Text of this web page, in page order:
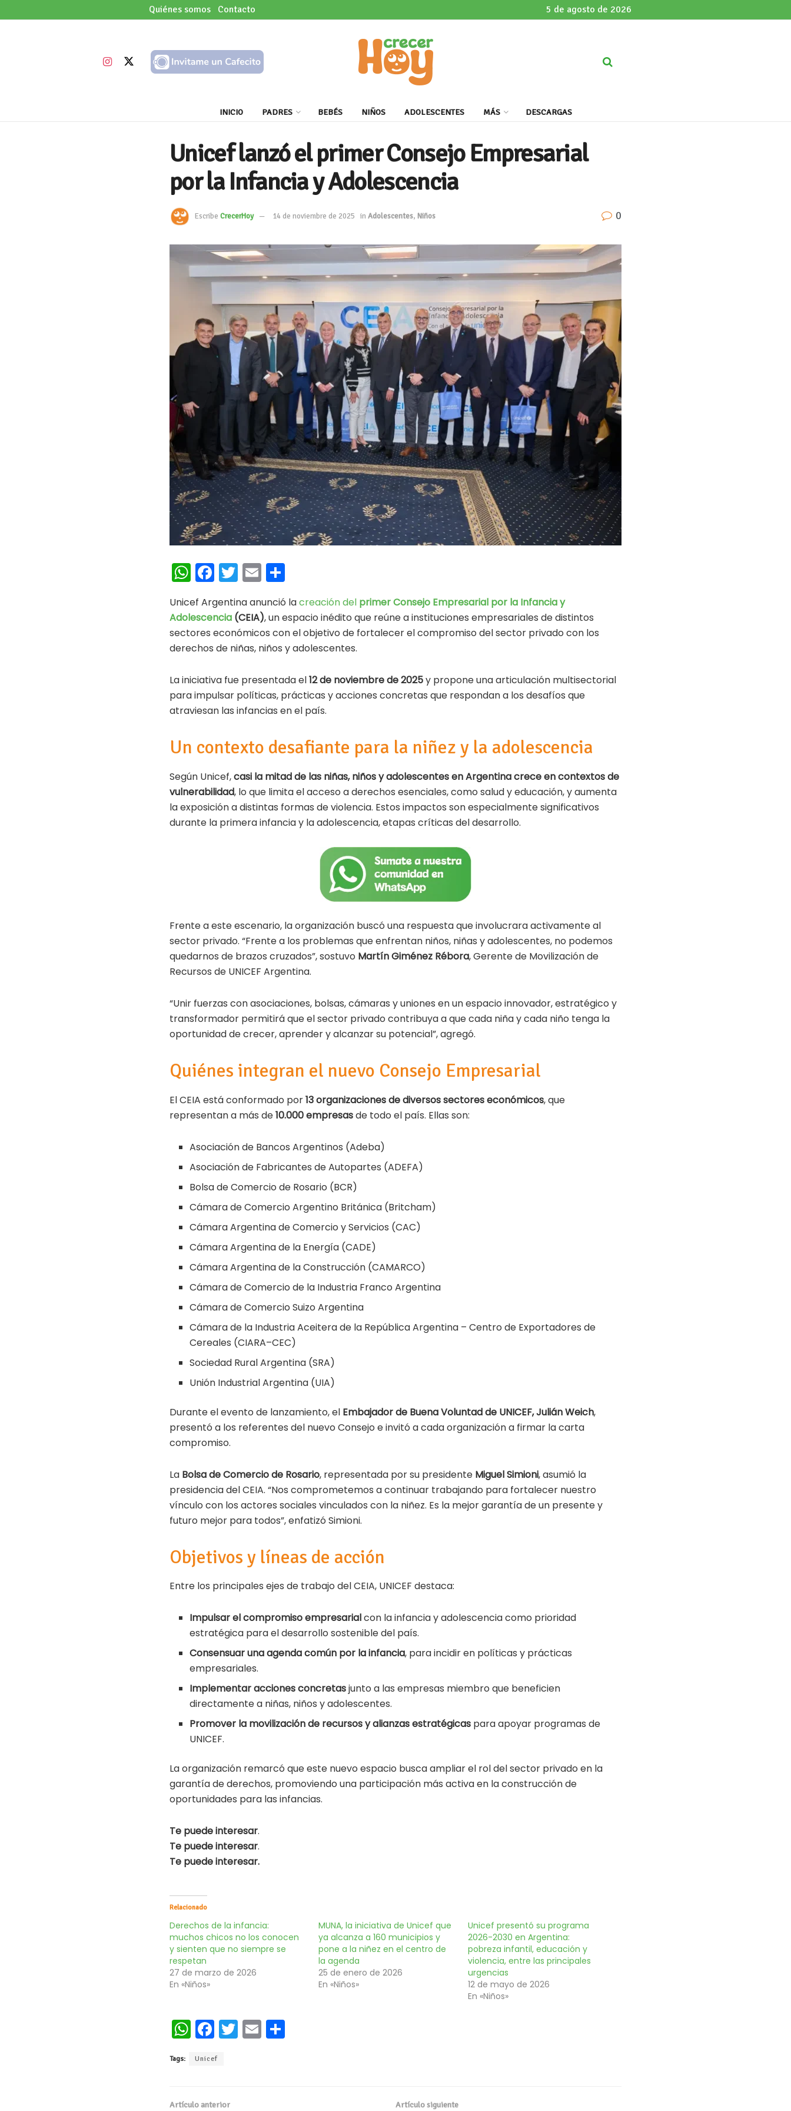
Quiénes somos Contacto 5 de agosto de 2026
INICIO PADRES BEBÉS NIÑOS ADOLESCENTES MÁS DESCARGAS
Unicef lanzó el primer Consejo Empresarial
por la Infancia y Adolescencia
Escribe CrecerHoy 14 de noviembre de 2025 in Adolescentes, Niños 0
W
at
s
A
p
Fa
b
oo
k
T
tt
er
E
ai
l
m
p
ar
r
Unicef Argentina anunció lacreación del primer Consejo Empresarial por la Infancia y
Adolescencia (CEIA), un espacio inédito que reúne a instituciones empresariales de distintos
sectores económicos con el objetivo de fortalecer el compromiso del sector privado con los
derechos de niñas, niños y adolescentes.
La iniciativa fue presentada el12 de noviembre de 2025y propone una articulación multisectorial
para impulsar políticas, prácticas y acciones concretas que respondan a los desafíos que
atraviesan las infancias en el país.
Un contexto desafiante para la niñez y la adolescencia
Según Unicef,casi la mitad de las niñas, niños y adolescentes en Argentina crece en contextos de
vulnerabilidad, lo que limita el acceso a derechos esenciales, como salud y educación, y aumenta
la exposición a distintas formas de violencia. Estos impactos son especialmente significativos
durante la primera infancia y la adolescencia, etapas críticas del desarrollo.
Frente a este escenario, la organización buscó una respuesta que involucrara activamente al
sector privado. “Frente a los problemas que enfrentan niños, niñas y adolescentes, no podemos
quedarnos de brazos cruzados”, sostuvo Martín Giménez Rébora, Gerente de Movilización de
Recursos de UNICEF Argentina.
“Unir fuerzas con asociaciones, bolsas, cámaras y uniones en un espacio innovador, estratégico y
transformador permitirá que el sector privado contribuya a que cada niña y cada niño tenga la
oportunidad de crecer, aprender y alcanzar su potencial”, agregó.
Quiénes integran el nuevo Consejo Empresarial
El CEIA está conformado por13 organizaciones de diversos sectores económicos, que
representan a más de10.000 empresasde todo el país. Ellas son:
Asociación de Bancos Argentinos (Adeba)
Asociación de Fabricantes de Autopartes (ADEFA)
Bolsa de Comercio de Rosario (BCR)
Cámara de Comercio Argentino Británica (Britcham)
Cámara Argentina de Comercio y Servicios (CAC)
Cámara Argentina de la Energía (CADE)
Cámara Argentina de la Construcción (CAMARCO)
Cámara de Comercio de la Industria Franco Argentina
Cámara de Comercio Suizo Argentina
Cámara de la Industria Aceitera de la República Argentina – Centro de Exportadores de
Cereales (CIARA–CEC)
Sociedad Rural Argentina (SRA)
Unión Industrial Argentina (UIA)
Durante el evento de lanzamiento, el Embajador de Buena Voluntad de UNICEF, Julián Weich,
presentó a los referentes del nuevo Consejo e invitó a cada organización a firmar la carta
compromiso.
La Bolsa de Comercio de Rosario, representada por su presidente Miguel Simioni, asumió la
presidencia del CEIA. “Nos comprometemos a continuar trabajando para fortalecer nuestro
vínculo con los actores sociales vinculados con la niñez. Es la mejor garantía de un presente y
futuro mejor para todos”, enfatizó Simioni.
Objetivos y líneas de acción
Entre los principales ejes de trabajo del CEIA, UNICEF destaca:
Impulsar el compromiso empresarialcon la infancia y adolescencia como prioridad
estratégica para el desarrollo sostenible del país.
Consensuar una agenda común por la infancia, para incidir en políticas y prácticas
empresariales.
Implementar acciones concretasjunto a las empresas miembro que beneficien
directamente a niñas, niños y adolescentes.
Promover la movilización de recursos y alianzas estratégicas para apoyar programas de
UNICEF.
La organización remarcó que este nuevo espacio busca ampliar el rol del sector privado en la
garantía de derechos, promoviendo una participación más activa en la construcción de
oportunidades para las infancias.
Te puede interesar.
Te puede interesar.
Te puede interesar.
Relacionado
Derechos de la infancia:
muchos chicos no los conocen
y sienten que no siempre se
respetan
27 de marzo de 2026
En «Niños»
MUNA, la iniciativa de Unicef que
ya alcanza a 160 municipios y
pone a la niñez en el centro de
la agenda
25 de enero de 2026
En «Niños»
Unicef presentó su programa
2026-2030 en Argentina:
pobreza infantil, educación y
violencia, entre las principales
urgencias
12 de mayo de 2026
En «Niños»
W
at
A
Fa
b
k
T
E
Tags: Unicef
Artículo anterior Artículo siguiente